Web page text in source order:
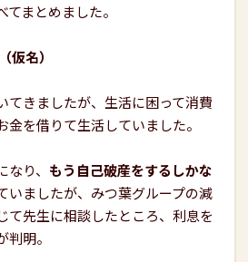
まとめました。
仮名）
てきましたが、生活に困って消費
を借りて生活していました。
り、 もう自己破産をするしかな
いましたが、みつ葉グループの減
て先生に相談したところ、利息を
明。